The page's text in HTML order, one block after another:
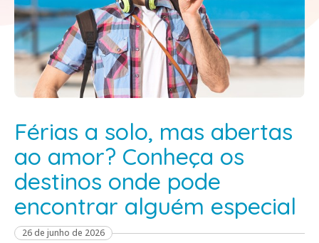
Férias a solo, mas abertas
ao amor? Conheça os
destinos onde pode
encontrar alguém especial
26 de junho de 2026